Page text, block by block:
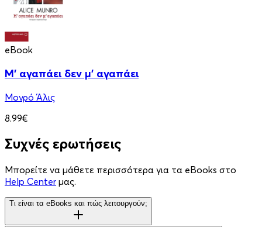
eBook
Μ' αγαπάει δεν μ' αγαπάει
Μονρό Άλις
8.99€
Συχνές ερωτήσεις
Μπορείτε να μάθετε περισσότερα για τα eBooks στο
Help Center μας.
Τι είναι τα eBooks και πώς λειτουργούν;